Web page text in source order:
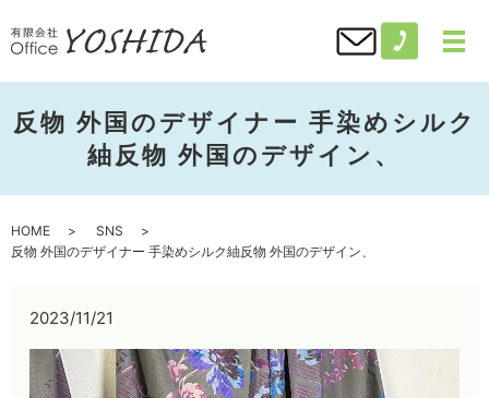
反物 外国のデザイナー 手染めシルク
紬反物 外国のデザイン、
HOME
SNS
反物 外国のデザイナー 手染めシルク紬反物 外国のデザイン、
2023/11/21